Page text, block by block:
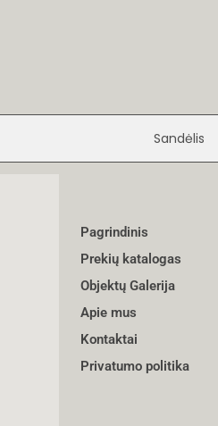
Sandėlis
Pagrindinis
Prekių katalogas
Objektų Galerija
Apie mus
Kontaktai
Privatumo politika